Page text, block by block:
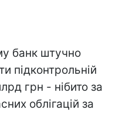
банк штучно
підконтрольній
грн - нібито за
облігацій за